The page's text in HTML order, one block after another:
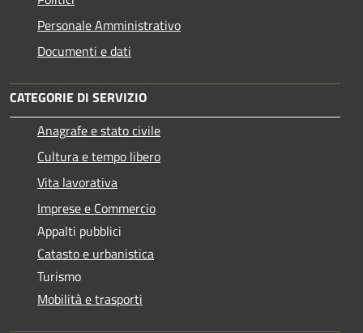
Personale Amministrativo
Documenti e dati
CATEGORIE DI SERVIZIO
Anagrafe e stato civile
Cultura e tempo libero
Vita lavorativa
Imprese e Commercio
Appalti pubblici
Catasto e urbanistica
Turismo
Mobilità e trasporti